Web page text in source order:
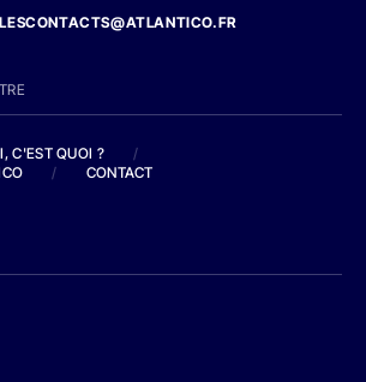
C'EST QUOI ?
/
/ CONTACT